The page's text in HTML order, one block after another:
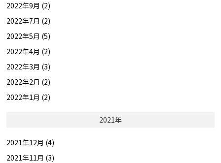
2022年9月 (2)
2022年7月 (2)
2022年5月 (5)
2022年4月 (2)
2022年3月 (3)
2022年2月 (2)
2022年1月 (2)
2021年
2021年12月 (4)
2021年11月 (3)